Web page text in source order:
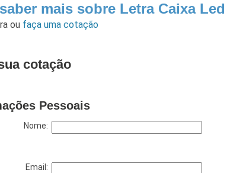
mais sobre Letra Caixa
ou faça uma cotação
cotação
Pessoais
Nome:
Email: